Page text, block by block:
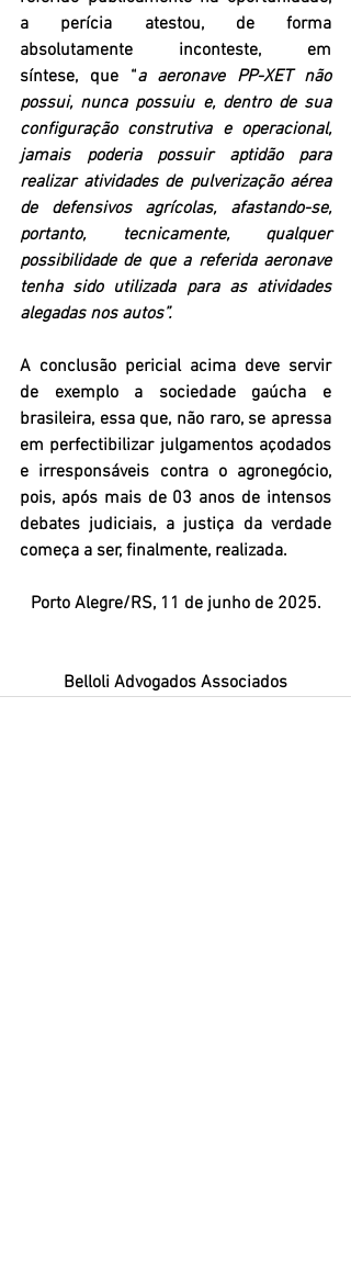
a perícia atestou, de forma
absolutamente inconteste, em
síntese, que “a aeronave PP-XET não
possui, nunca possuiu e, dentro de sua
configuração construtiva e operacional,
jamais poderia possuir aptidão para
realizar atividades de pulverização aérea
de defensivos agrícolas, afastando-se,
portanto, tecnicamente, qualquer
possibilidade de que a referida aeronave
tenha sido utilizada para as atividades
alegadas nos autos”.
A conclusão pericial acima deve servir
de exemplo a sociedade gaúcha e
brasileira, essa que, não raro, se apressa
em perfectibilizar julgamentos açodados
e irresponsáveis contra o agronegócio,
pois, após mais de 03 anos de intensos
debates judiciais, a justiça da verdade
começa a ser, finalmente, realizada.
Porto Alegre/RS, 11 de junho de 2025.
Belloli Advogados Associados